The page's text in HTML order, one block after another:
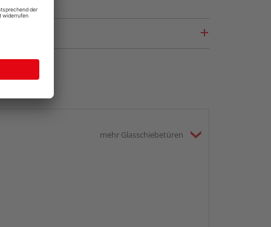
mehr Glasschiebetüren